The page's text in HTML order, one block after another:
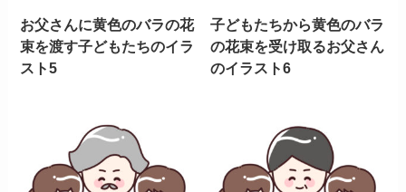
お父さんに黄色のバラの花
束を渡す子どもたちのイラ
スト5
子どもたちから黄色のバラ
の花束を受け取るお父さん
のイラスト6